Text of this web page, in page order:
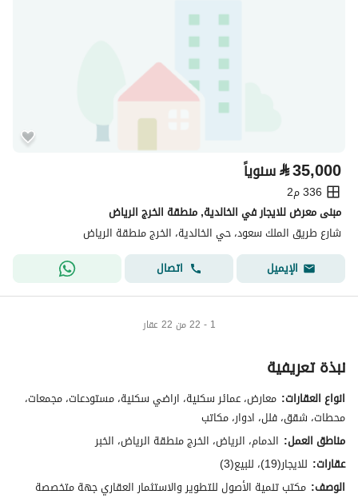
⃁35,000 سنوياً
336 م2
مبنى معرض للايجار في الخالدية, منطقة الخرج الرياض
شارع طريق الملك سعود، حي الخالدية، الخرج منطقة الرياض
الإيميل
اتصال
1 - 22 من 22 عقار
نبذة تعريفية
انواع العقارات: معارض، عمائر سكنية، اراضي سكنية، مستودعات، مجمعات،
محطات، شقق، فلل، ادوار، مكاتب
مناطق العمل: الدمام، الرياض، الخرج منطقة الرياض، الخبر
عقارات: للايجار(19)، للبيع(3)
الوصف: مكتب تنمية الأصول للتطوير والاستثمار العقاري جهة متخصصة